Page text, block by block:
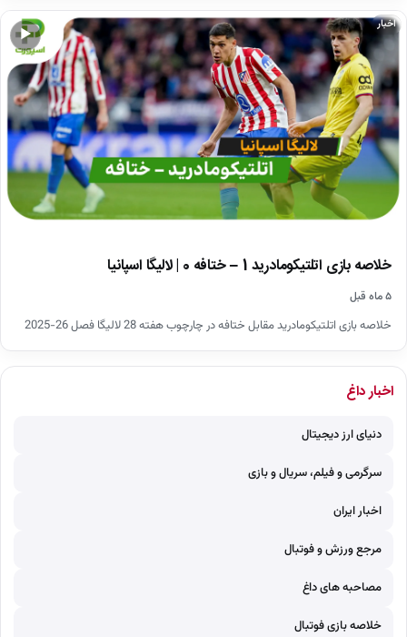
▶
اخبار
خلاصه بازی اتلتیکومادرید 1 – ختافه 0 | لالیگا اسپانیا
۵ ماه قبل
خلاصه بازی اتلتیکومادرید مقابل ختافه در چارچوب هفته 28 لالیگا فصل 26-2025
اخبار داغ
دنیای ارز دیجیتال
سرگرمی و فیلم، سریال و بازی
اخبار ایران
مرجع ورزش و فوتبال
مصاحبه های داغ
خلاصه بازی فوتبال